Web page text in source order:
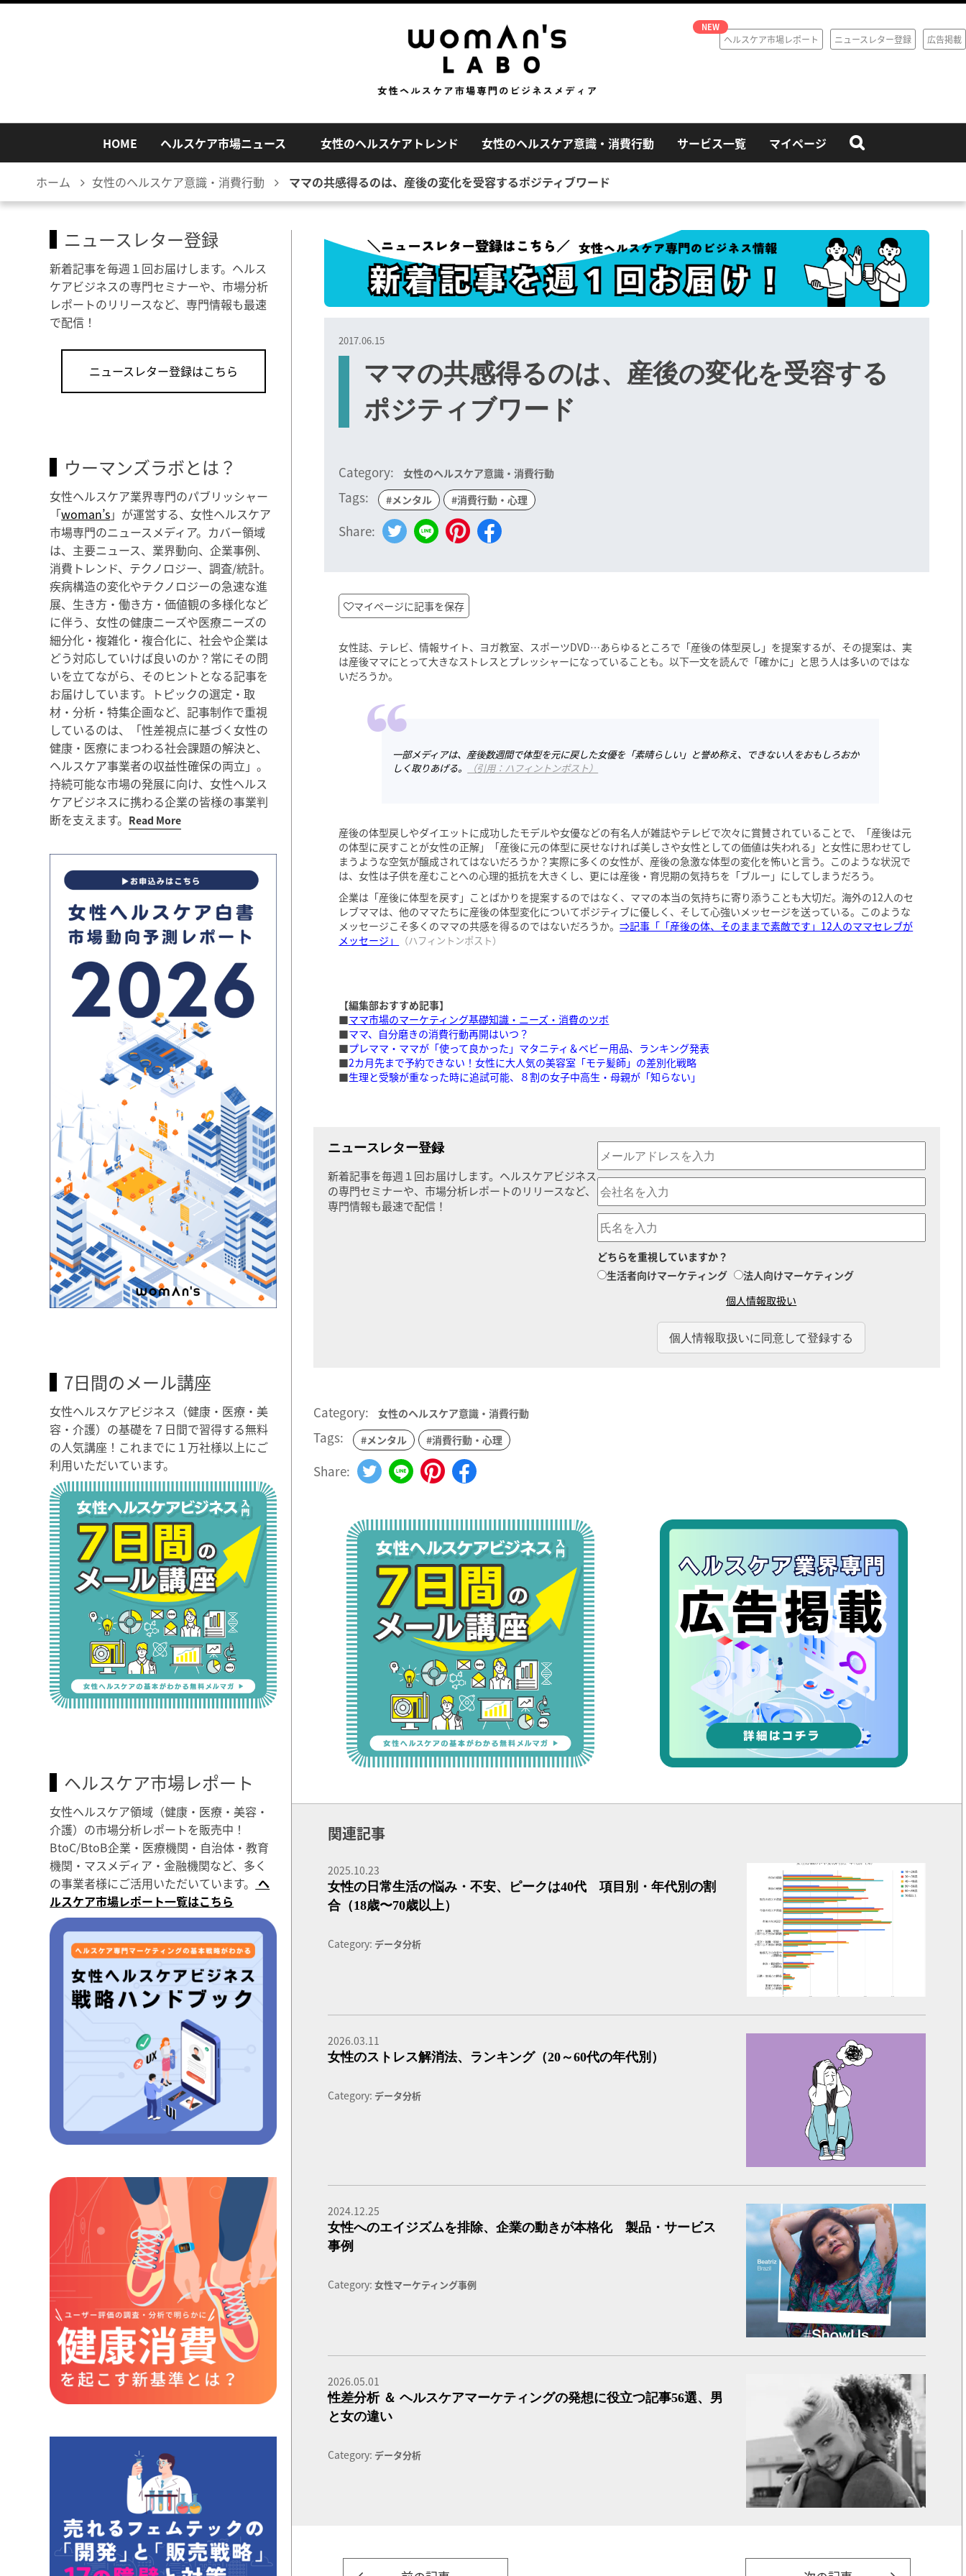
ヘルスケア市場レポート ニュースレター登録 広告掲載
HOME ヘルスケア市場ニュース 女性のヘルスケアトレンド 女性のヘルスケア意識・消費行動 サービス一覧 マイページ
ホーム 女性のヘルスケア意識・消費行動 ママの共感得るのは、産後の変化を受容するポジティブワード
2017.06.15
ママの共感得るのは、産後の変化を受容する
ポジティブワード
Category: 女性のヘルスケア意識・消費行動
Tags: #メンタル #消費行動・心理
Share:
マイページに記事を保存
女性誌、テレビ、情報サイト、ヨガ教室、スポーツDVD…あらゆるところで「産後の体型戻し」を提案するが、その提案は、実
は産後ママにとって大きなストレスとプレッシャーになっていることも。以下一文を読んで「確かに」と思う人は多いのではな
いだろうか。
一部メディアは、産後数週間で体型を元に戻した女優を「素晴らしい」と誉め称え、できない人をおもしろおか
しく取りあげる。
（引用：ハフィントンポスト）
産後の体型戻しやダイエットに成功したモデルや女優などの有名人が雑誌やテレビで次々に賞賛されていることで、「産後は元
の体型に戻すことが女性の正解」「産後に元の体型に戻せなければ美しさや女性としての価値は失われる」と女性に思わせてし
まうような空気が醸成されてはないだろうか？実際に多くの女性が、産後の急激な体型の変化を怖いと言う。このような状況で
は、女性は子供を産むことへの心理的抵抗を大きくし、更には産後・育児期の気持ちを「ブルー」にしてしまうだろう。
企業は「産後に体型を戻す」ことばかりを提案するのではなく、ママの本当の気持ちに寄り添うことも大切だ。海外の12人のセ
レブママは、他のママたちに産後の体型変化についてポジティブに優しく、そして心強いメッセージを送っている。このような
メッセージこそ多くのママの共感を得るのではないだろうか。⇒記事「「産後の体、そのままで素敵です」12人のママセレブが
メッセージ」
（ハフィントンポスト）
【編集部おすすめ記事】
■ママ市場のマーケティング基礎知識・ニーズ・消費のツボ
■ママ、自分磨きの消費行動再開はいつ？
■プレママ・ママが「使って良かった」マタニティ＆ベビー用品、ランキング発表
■2カ月先まで予約できない！女性に大人気の美容室「モテ髪師」の差別化戦略
■生理と受験が重なった時に追試可能、８割の女子中高生・母親が「知らない」
ニュースレター登録
新着記事を毎週１回お届けします。ヘルスケアビジネス
の専門セミナーや、市場分析レポートのリリースなど、
専門情報も最速で配信！
どちらを重視していますか？
生活者向けマーケティング
法人向けマーケティング
個人情報取扱い
Category: 女性のヘルスケア意識・消費行動
Tags: #メンタル #消費行動・心理
Share:
関連記事
2025.10.23
女性の日常生活の悩み・不安、ピークは40代 項目別・年代別の割
合（18歳〜70歳以上）
Category: データ分析
2026.03.11
女性のストレス解消法、ランキング（20～60代の年代別）
Category: データ分析
2024.12.25
女性へのエイジズムを排除、企業の動きが本格化 製品・サービス
事例
Category:女性マーケティング事例
2026.05.01
性差分析 ＆ ヘルスケアマーケティングの発想に役立つ記事56選、男
と女の違い
Category: データ分析
ニュースレター登録
新着記事を毎週１回お届けします。ヘルス
ケアビジネスの専門セミナーや、市場分析
レポートのリリースなど、専門情報も最速
で配信！
ニュースレター登録はこちら
ウーマンズラボとは？
女性ヘルスケア業界専門のパブリッシャー
「woman’s」が運営する、女性ヘルスケア
市場専門のニュースメディア。カバー領域
は、主要ニュース、業界動向、企業事例、
消費トレンド、テクノロジー、調査/統計。
疾病構造の変化やテクノロジーの急速な進
展、生き方・働き方・価値観の多様化など
に伴う、女性の健康ニーズや医療ニーズの
細分化・複雑化・複合化に、社会や企業は
どう対応していけば良いのか？常にその問
いを立てながら、そのヒントとなる記事を
お届けしています。トピックの選定・取
材・分析・特集企画など、記事制作で重視
しているのは、「性差視点に基づく女性の
健康・医療にまつわる社会課題の解決と、
ヘルスケア事業者の収益性確保の両立」。
持続可能な市場の発展に向け、女性ヘルス
ケアビジネスに携わる企業の皆様の事業判
断を支えます。 Read More
7日間のメール講座
女性ヘルスケアビジネス（健康・医療・美
容・介護）の基礎を７日間で習得する無料
の人気講座！これまでに１万社様以上にご
利用いただいています。
ヘルスケア市場レポート
女性ヘルスケア領域（健康・医療・美容・
介護）の市場分析レポートを販売中！
BtoC/BtoB企業・医療機関・自治体・教育
機関・マスメディア・金融機関など、多く
の事業者様にご活用いただいています。 ヘ
ルスケア市場レポート一覧はこちら